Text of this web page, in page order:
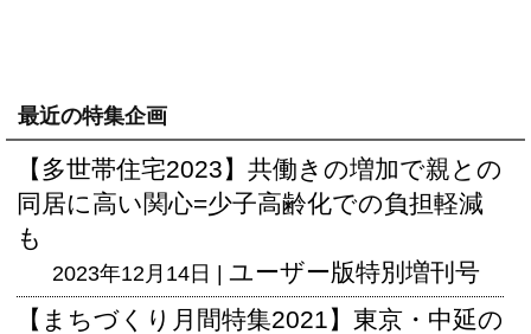
最近の特集企画
【多世帯住宅2023】共働きの増加で親との
同居に高い関心=少子高齢化での負担軽減
も
2023年12月14日 | ユーザー版特別増刊号
【まちづくり月間特集2021】東京・中延の